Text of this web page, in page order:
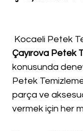
Kocaeli Petek
Çayırova Petek
konusunda
Petek
parça ve
vermek için her